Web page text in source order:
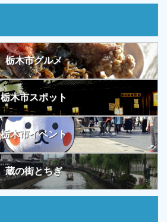
栃木市グルメ
栃木市スポット
栃木市イベント
蔵の街とちぎ